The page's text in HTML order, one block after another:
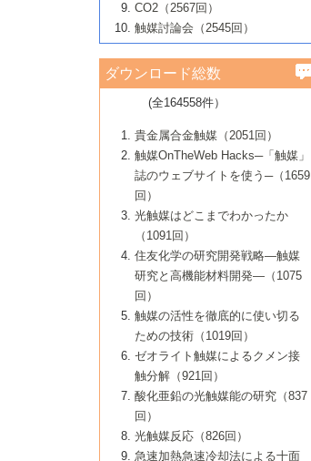
の最新の研究動向
B号 第117回触媒討論会（2016年・大阪府
立大学）
6号 ナノシート
B号 第115回触媒討論会（2015年・成蹊大
6号 ポリオキソメタレート
B号 第113回触媒討論会（2014年・ロワジ
ールホテル豊橋）
6号 ナノ空間─吸着状態解析から新機能開拓
B号 第111回触媒討論会（2013年・関西大
5号 光触媒による物質変換反応の新展開
6号 グラフェン
7号 水素を利用する化成品合成の新潮流
5号 不活性結合の触媒的活性化による有機
合成
6号 新しい固体酸触媒技術
7号 ゼオライト合成における最近の進歩
4号 活性サイトおよびその環境の精密な設
計による触媒の高機能化
5号 触媒を有効に使うための技術
7号 有機分子触媒による精密有機合成
8号 高機能化ポリオレフィンに向けた重合
触媒の最近の進展
3号 環境浄化用光触媒の現状と課題
4号 水素社会の実現に向けた水素製造・貯
蔵技術の進歩
5号 CO2が関わる触媒・材料
7号 持続可能社会実現のための触媒および
触媒関連技術
そして未来
2号 第101回触媒討論会
4号 錯体を利用したユニークな表面構造の
構築と機能
5号 若手会員による触媒研究の未来展望1：
企業編
6号 第102回触媒討論会
7号 触媒・化学反応における計算化学の進
8号 若手研究者による触媒研究の未来展望
2：大学・研究所編
1号 含フッ素化合物の合成と触媒
2号 第99回触媒討論会
3号 実用的ファインケミカル合成プロセス
を実現する触媒
5号 こんな物質，あんな物質―新たな触媒
の可能性―
7号 『結晶の化学』を活かした触媒研究
8号 イオン液体の応用
▼48巻（2006年）
1号 固体酸触媒の最近の進歩
2号 第97回触媒討論会
3号 リビング重合触媒の最近の展開
5号 水素製造・貯蔵のための触媒技術の新
しい展開
6号 第98回触媒討論会
7号 基礎化学品製造の触媒技術
8号 多機能型リアクター
1号 最近の触媒担体とその効果
2号 第95回触媒討論会
4号 水分解用光触媒材料
5号 時間分解分光の進歩と応用
6号 第96回触媒討論会
8号 超臨界流体を用いた化学プロセスの新
▼46巻（2004年）
1号 部分酸化反応触媒の最前線
2号 第93回触媒討論会
3号 特殊エネルギー場の触媒反応
4号 生体内における金属の触媒作用
5号 ファインケミカルズの展開に寄与する
6号 第94回触媒討論会
7号 サブナノレベルでみた新しい表面現象
8号 オレフィン重合触媒の新たな展
▼45巻（2003年）
1号 なぜこの触媒が良いのか？
2号 第91回触媒討論会
3号 最近の自動車排ガス処理技術
4号 触媒研究の現状と将来─第90回触媒討論
5号 基礎化学品製造の触媒技術
6号 第92回触媒討論会
7号 基礎化学品製造の触媒技術
8号 資源の循環と触媒技術
▼44巻（2002年）
1号 高次制御された触媒の化学
2号 第89回触媒討論会
3号 触媒を利用した電気化学の新展開
4号 ナノ材料の調製と機能化
5号 こんな触媒が欲しい
6号 第90回触媒討論会
7号 触媒研究と学術雑誌/情報
8号 若い世代からみた触媒化学の現状と未
▼43巻（2001年）
1号 グリーンケミストリーと触媒
2号 第87回触媒討論会特集号
3号 生体触媒とバイオプロセス
4号 水素製造・利用の触媒化学
5号 触媒研究における新しい切り口：コン
ビナトリアルケミストリー
6号 第88回触媒討論会特集号
7号 企業における触媒研究のブレークスル
8号 この材料を触媒として使ってみません
▼42巻（2000年）
1号 触媒反応工学の明日を拓く
2号 第85回触媒討論会
3号 反応ダイナミクス
5号 触媒のおもしろさをどのように伝える
6号 第86回触媒討論会
7号 水素化精製触媒の新しい展開
8号 新しい反応性と機能性を目指した金属
クラスタ-化学
▼41巻（1999年）
1号 孔、穴、あな?-特異な空間とその利用-
2号 第83回触媒討論会
3号 均一系触媒反応最前線
4号 実用炭素材料の新展開
5号 研究の方法論を考える
7号 機能性金属材料と触媒
8号 触媒研究へのNMRの応用と展望
▼40巻（1998年）
進展と21世紀への提言/創立40周年記念・触
媒学会この10年の歩みとこれから/創立40周
2号 第81回触媒討論会
3号 計算機触媒化学へのさそい
4号 触媒劣化の制御と予測
5号 最新の実用プロセスと触媒
6号 第82回触媒討論会
1号 均一系と不均一系触媒反応-その特徴と
接点
2号 第79回触媒討論会
3号 最新NO除去触媒の実用化研究
4号 新しい反応場を目指した触媒調製
5号 反応・分離技術の新しい展開
6号 第80回触媒討論会
▼38巻（1996年）
1号 触媒の構造と触媒作用/C1化学を中心と
する21世紀への触媒
3号 オリンピックメダル:金・銀・銅はどん
な触媒作用を示すか
4号 触媒作用における機能の複合化
▼37巻（1995年）
1号 ファインケミカルズと固体触媒
2号 第75回触媒討論会
3号 希土類を利用した触媒
4号 触媒とリサイクル
5号 エネルギー変換触媒
▼36巻（1994年）
1号 電気化学と触媒
2号 第73回触媒討論会
3号 C4化学の展開
4号 《通常号》
▼35巻（1993年）
1号 工業触媒開発マニュアル―探索から工
業化まで
2号 第71回触媒討論会
▼34巻（1992年）
1号 インパクトを与えたこの研究
2号 第69回触媒討論会
▼33巻（1991年）
1号 触媒プロセス開発マニュアル―探索か
▼32巻（1990年）
CO2（2567回）
触媒討論会（2545回）
ダウンロード総数
(全164558件）
貴金属合金触媒（2051回）
触媒OnTheWeb Hacks─「触媒」
誌のウェブサイトを使う─（1659
回）
光触媒はどこまでわかったか
（1091回）
住友化学の研究開発戦略―触媒
研究と高機能材料開発―（1075
回）
触媒の活性を徹底的に使い切る
ための技術（1019回）
ゼオライト触媒によるクメン接
触分解（921回）
酸化亜鉛の光触媒能の研究（837
回）
光触媒反応（826回）
急速加熱急速冷却法による十面